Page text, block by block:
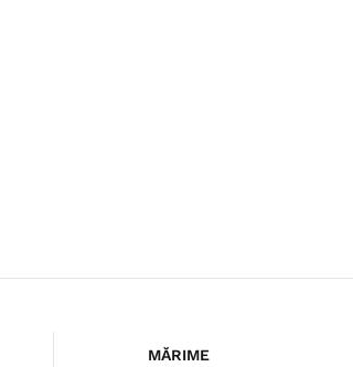
MĂRIME